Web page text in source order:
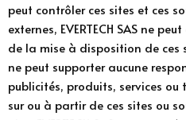
peut contrôler ces sites et ces
externes, EVERTECH SAS ne
de la mise à disposition de ces
ne peut supporter aucune
publicités, produits, services
sur ou à partir de ces sites ou